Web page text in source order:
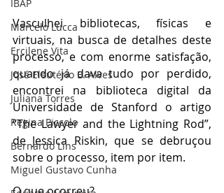
IBAP
Marcelo Lucca
Ercilene Vita
José Eleutério B. Alves
Juliana Torres
Regina Piccolo
Bernardo Lins
Miguel Gustavo Cunha
Vasculhei bibliotecas, físicas e
virtuais, na busca de detalhes deste
processo, e com enorme satisfação,
quando já dava tudo por perdido,
encontrei na biblioteca digital da
Universidade de Stanford o artigo
“The Lawyer and the Lightning Rod”,
de Jessica Riskin, que se debruçou
sobre o processo, item por item.